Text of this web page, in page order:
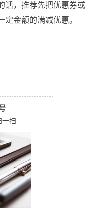
话，推荐先把优惠券或
金额的满减优惠。
一扫